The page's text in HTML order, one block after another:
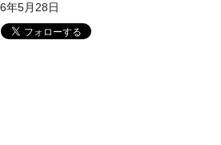
年5月28日